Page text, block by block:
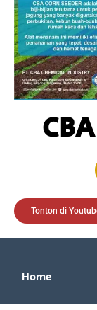
Tonton di
Home